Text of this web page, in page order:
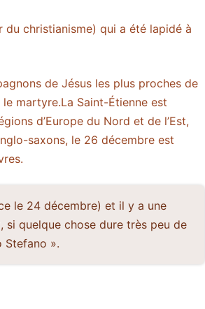
christianisme) qui a été lapidé à
de Jésus les plus proches de
martyre.La Saint-Étienne est
d’Europe du Nord et de l’Est,
saxons, le 26 décembre est
le 24 décembre) et il y a une
quelque chose dure très peu de
Stefano ».